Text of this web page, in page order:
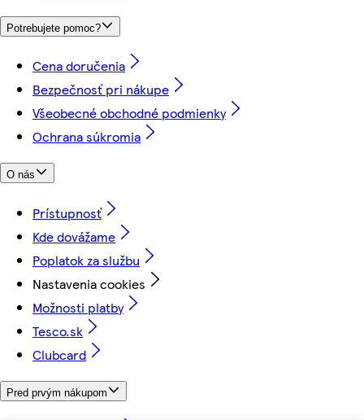
Potrebujete pomoc?
Cena doručenia
Bezpečnosť pri nákupe
Všeobecné obchodné podmienky
Ochrana súkromia
O nás
Prístupnosť
Kde dovážame
Poplatok za službu
Nastavenia cookies
Možnosti platby
Tesco.sk
Clubcard
Pred prvým nákupom